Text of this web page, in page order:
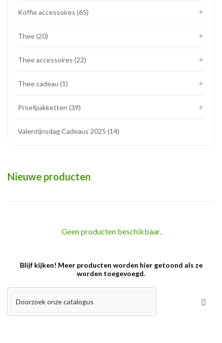
Koffie accessoires 65
Thee 20
Thee accessoires 22
Thee cadeau 1
Proefpakketten 39
Valentijnsdag Cadeaus 2025 14
Nieuwe producten
Geen producten beschikbaar.
Blijf kijken! Meer producten worden hier getoond als ze
worden toegevoegd.